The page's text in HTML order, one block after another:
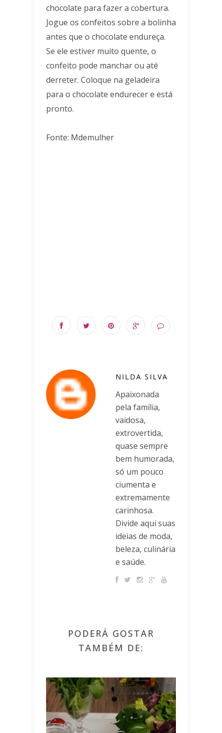
chocolate para fazer a cobertura.
Jogue os confeitos sobre a bolinha
antes que o chocolate endureça.
Se ele estiver muito quente, o
confeito pode manchar ou até
derreter. Coloque na geladeira
para o chocolate endurecer e está
pronto.
Fonte: Mdemulher
NILDA SILVA
Apaixonada
pela família,
vaidosa,
extrovertida,
quase sempre
bem humorada,
só um pouco
ciumenta e
extremamente
carinhosa.
Divide aqui suas
ideias de moda,
beleza, culinária
e saúde.
PODERÁ GOSTAR
TAMBÉM DE: